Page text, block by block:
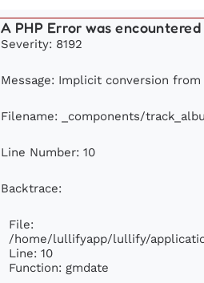
A PHP Error was encountered
Severity: 8192
Message: Implicit conversion
Filename: _components/
Line Number: 10
Backtrace:
File:
/home/lullifyapp/lullify/
Line: 10
Function: gmdate